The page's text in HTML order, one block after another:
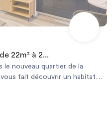
22m² à 2...
le nouveau quartier de la
fait découvrir un habitat
spacieux, fonctionnels,
pour un emménagement « clés
de l’EM et aussi des